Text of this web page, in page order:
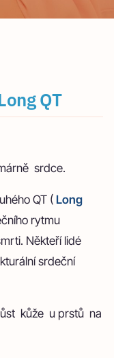
QT
srdce.
QT ( Long
rytmu
Někteří lidé
srdeční
kůže u prstů na